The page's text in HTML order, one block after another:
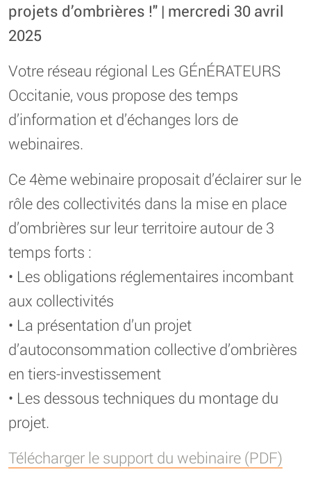
projets d’ombrières !" | mercredi 30 avril
2025
Votre réseau régional Les GÉnÉRATEURS
Occitanie, vous propose des temps
d’information et d’échanges lors de
webinaires.
Ce 4ème webinaire proposait d’éclairer sur le
rôle des collectivités dans la mise en place
d’ombrières sur leur territoire autour de 3
temps forts :
• Les obligations réglementaires incombant
aux collectivités
• La présentation d’un projet
d’autoconsommation collective d’ombrières
en tiers-investissement
• Les dessous techniques du montage du
projet.
Télécharger le support du webinaire (PDF)